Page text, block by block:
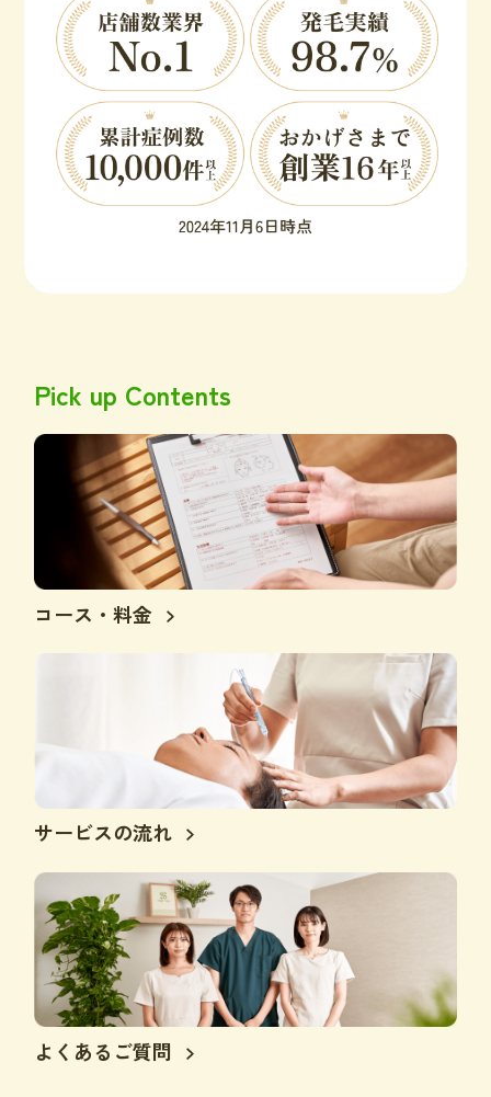
Pick up Contents
コース・料金
サービスの流れ
よくあるご質問